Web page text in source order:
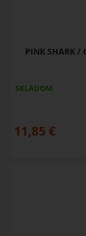
PINK SHARK
SKLADOM
11,85 €